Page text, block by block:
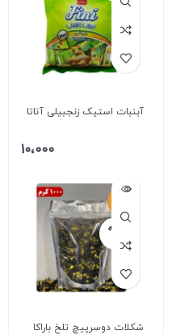
آبنبات استیک زنجبیلی آناتا
10،000
فروخته
شکلات دوسرپیچ تلخ باراکا